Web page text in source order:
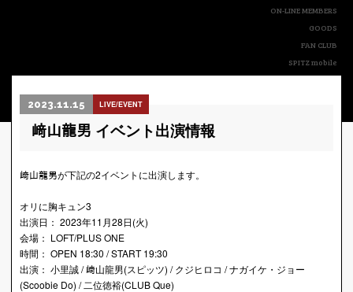
ON-LINE MEMBERS
GOODS
FAN CLUB
SPITZ mobile
2023.11.15 LIVE/EVENT
﨑山龍男 イベント出演情報
﨑山龍男が下記の2イベントに出演します。
オリに胸キュン3
出演日： 2023年11月28日(火)
会場： LOFT/PLUS ONE
時間： OPEN 18:30 / START 19:30
出演： 小里誠 / 﨑山龍男(スピッツ) / クジヒロコ / ナガイケ・ジョー
(Scoobie Do) / 二位徳裕(CLUB Que)